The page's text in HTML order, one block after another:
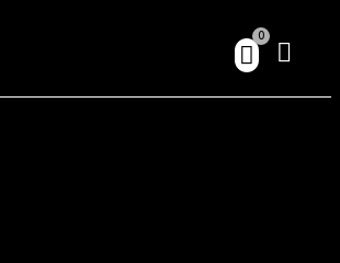
0